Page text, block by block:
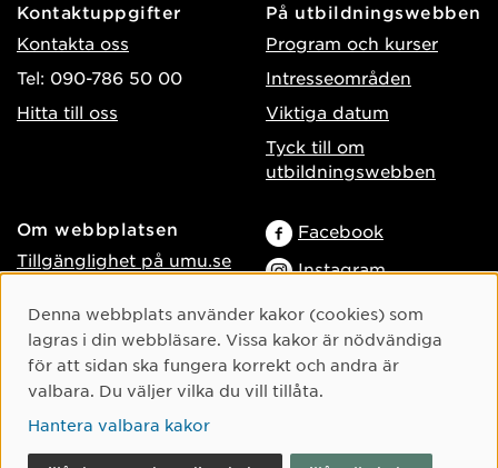
Kontaktuppgifter
Kontakta oss
Tel: 090-786 50 00
Hitta till oss
På utbildningswebben
Program och kurser
Intresseområden
Viktiga datum
Tyck till om
utbildningswebben
Om webbplatsen
Tillgänglighet på umu.se
personuppgifter
Hantera kakor
Logga in som
webbredaktör
Facebook
Instagram
TikTok
Youtube
LinkedIn
Cookie-samtycke
Denna webbplats använder kakor (cookies) som
lagras i din webbläsare. Vissa kakor är nödvändiga
för att sidan ska fungera korrekt och andra är
valbara. Du väljer vilka du vill tillåta.
Hantera valbara kakor